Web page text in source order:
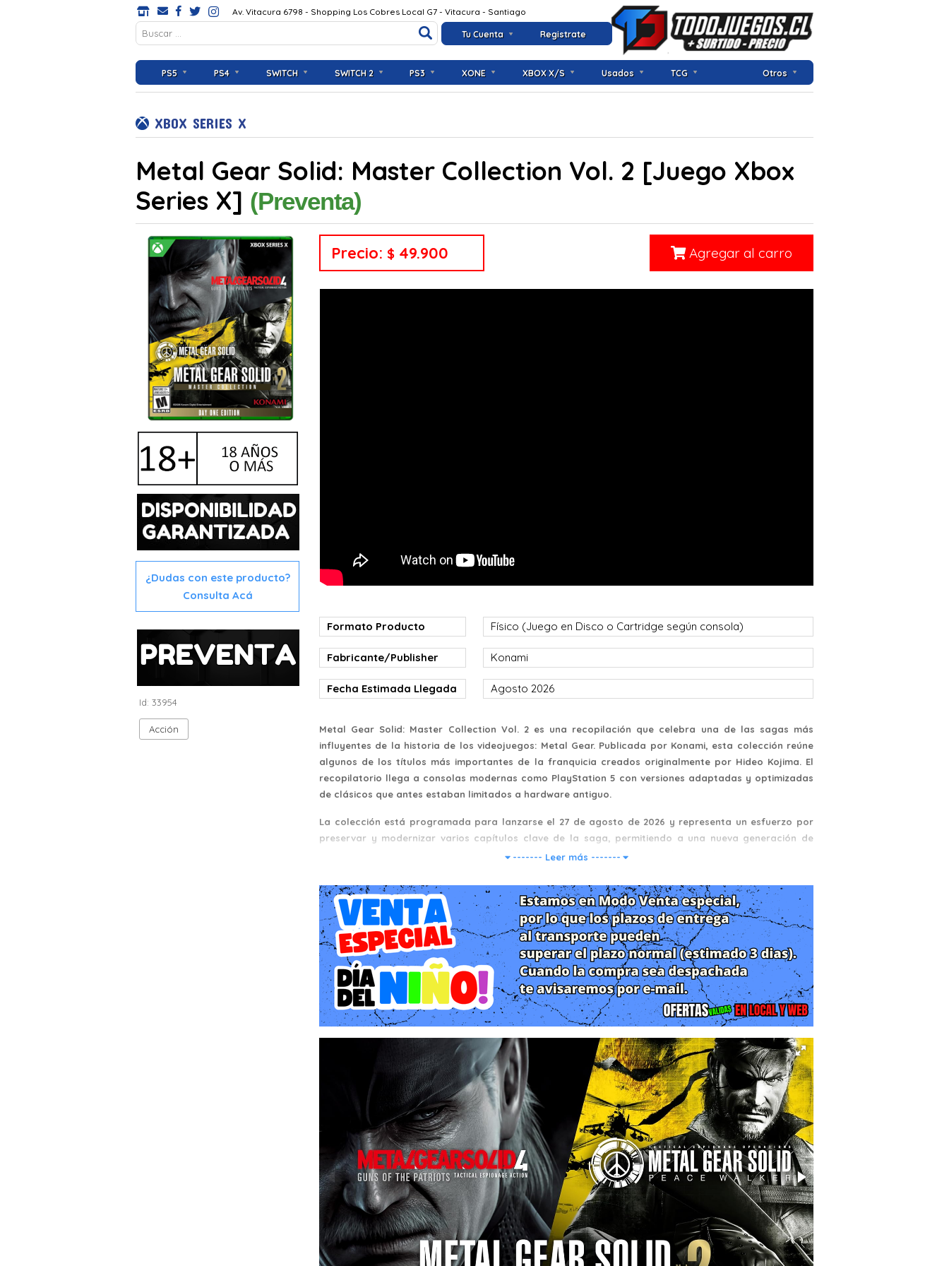
Tu Cuenta Registrate
Av. Vitacura 6798 - Shopping Los Cobres Local G7 - Vitacura - Santiago
PS5 PS4 SWITCH SWITCH 2 PS3 XONE XBOX X/S Usados TCG Otros
XBOX SERIES X
Metal Gear Solid: Master Collection Vol. 2 [Juego Xbox
Series X] (Preventa)
¿Dudas con este producto?
Consulta Acá
Id: 33954
Acción
Precio: $ 49.900 Agregar al carro
Formato Producto Físico (Juego en Disco o Cartridge según consola)
Fabricante/Publisher Konami
Fecha Estimada Llegada Agosto 2026
Metal Gear Solid: Master Collection Vol. 2 es una recopilación que celebra una de las sagas más
influyentes de la historia de los videojuegos: Metal Gear. Publicada por Konami, esta colección reúne
algunos de los títulos más importantes de la franquicia creados originalmente por Hideo Kojima. El
recopilatorio llega a consolas modernas como PlayStation 5 con versiones adaptadas y optimizadas
de clásicos que antes estaban limitados a hardware antiguo.
La colección está programada para lanzarse el 27 de agosto de 2026 y representa un esfuerzo por
preservar y modernizar varios capítulos clave de la saga, permitiendo a una nueva generación de
jugadores experimentar la historia completa de espionaje táctico que definió el género del sigilo.
La Master Collection Vol. 2 reúne varios títulos que forman parte de la cronología principal de Metal
Gear, incluyendo principalmente:
Metal Gear Solid 4: Guns of the Patriots
Metal Gear Solid: Peace Walker
Metal Gear: Ghost Babel (como contenido adicional)
Cada juego representa un momento diferente dentro del complejo universo narrativo de la saga.
Metal Gear Solid 4: Guns of the Patriots
Este título se sitúa cronológicamente al final de la historia de Solid Snake, el legendario soldado que
protagonizó gran parte de la serie. El mundo está dominado por compañías militares privadas (PMCs)
que controlan conflictos armados en todo el planeta mediante economías de guerra y tecnología
avanzada. Snake, ya envejecido debido a modificaciones genéticas, emprende una última misión para
detener a su enemigo histórico Liquid Ocelot, quien pretende manipular el sistema que regula las
guerras modernas.
La narrativa mezcla espionaje, conspiraciones políticas, biotecnología y filosofía sobre el control de
la información y la manipulación de la guerra. Este capítulo sirve como cierre emocional para muchos
personajes emblemáticos de la saga.
Metal Gear Solid: Peace Walker
------- Leer más -------